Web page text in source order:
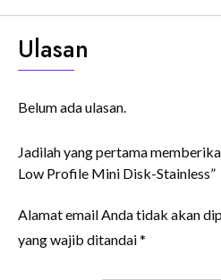
Ulasan
Belum ada ulasan.
Jadilah yang pertama
Low Profile Mini Disk-Stainless”
Alamat email Anda tidak akan
yang wajib ditandai*